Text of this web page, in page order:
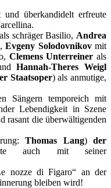
überkandidelt erfreute
als schräger Basilio, Andrea
Evgeny Solodovnikovmit
Clemens Unterreiner als
Hannah-Theres Weigl
Staatsoper) als anmutige,
Sängern temporeich mit
Lebendigkeit in Szene
rasant die überwältigenden
Thomas Lang) der
auch mit seiner
nozze di Figaro“ an der
bleiben wird!